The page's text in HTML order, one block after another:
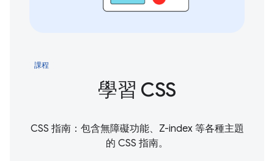
課程
學習 CSS
CSS 指南：包含無障礙功能、Z-index 等各種主題
的 CSS 指南。